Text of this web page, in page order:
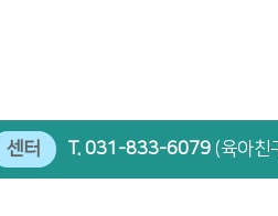
센터 T. 031-833-6079 (육아친